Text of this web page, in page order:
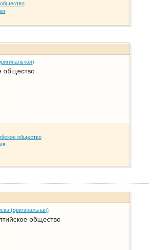
общество
общество
(оригинальная)
общество